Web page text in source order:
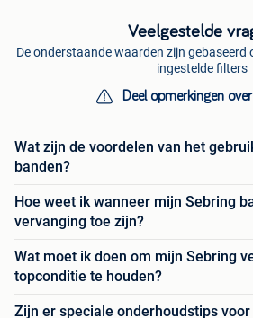
Veelgestelde
De onderstaande waarden zijn gebaseerd
ingestelde filters
Deel opmerkingen
Wat zijn de voordelen van het
banden?
Hoe weet ik wanneer mijn Sebring
vervanging toe zijn?
Wat moet ik doen om mijn Sebring
topconditie te houden?
Zijn er speciale onderhoudstips